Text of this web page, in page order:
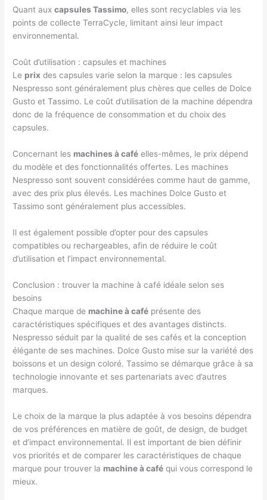
Quant auxcapsules Tassimo, elles sont recyclables via les
points de collecte TerraCycle, limitant ainsi leur impact
environnemental.
Coût d’utilisation : capsules et machines
Le prix des capsules varie selon la marque : les capsules
Nespresso sont généralement plus chères que celles de Dolce
Gusto et Tassimo. Le coût d’utilisation de la machine dépendra
donc de la fréquence de consommation et du choix des
capsules.
Concernant les machines à café elles-mêmes, le prix dépend
du modèle et des fonctionnalités offertes. Les machines
Nespresso sont souvent considérées comme haut de gamme,
avec des prix plus élevés. Les machines Dolce Gusto et
Tassimo sont généralement plus accessibles.
Il est également possible d’opter pour des capsules
compatibles ou rechargeables, afin de réduire le coût
d’utilisation et l’impact environnemental.
Conclusion : trouver la machine à café idéale selon ses
besoins
Chaque marque de machine à café présente des
caractéristiques spécifiques et des avantages distincts.
Nespresso séduit par la qualité de ses cafés et la conception
élégante de ses machines. Dolce Gusto mise sur la variété des
boissons et un design coloré. Tassimo se démarque grâce à sa
technologie innovante et ses partenariats avec d’autres
marques.
Le choix de la marque la plus adaptée à vos besoins dépendra
de vos préférences en matière de goût, de design, de budget
et d’impact environnemental. Il est important de bien définir
vos priorités et de comparer les caractéristiques de chaque
marque pour trouver la machine à café qui vous correspond le
mieux.